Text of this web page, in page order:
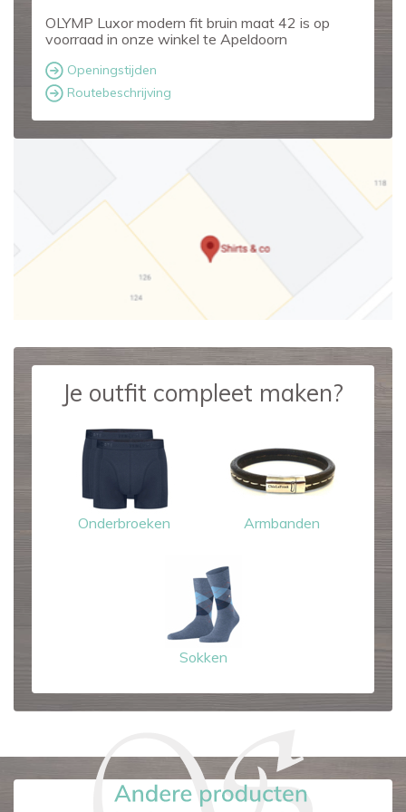
OLYMP Luxor modern fit bruin maat 42 is op
voorraad in onze winkel te Apeldoorn
Openingstijden
Routebeschrijving
Je outfit compleet maken?
Onderbroeken Armbanden
Sokken